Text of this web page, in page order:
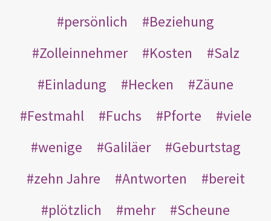
persönlich
Beziehung
Zolleinnehmer
Kosten
Salz
Einladung
Hecken
Zäune
Festmahl
Fuchs Pforte
viele
wenige
Galiläer
Geburtstag
zehn Jahre
Antworten
bereit
plötzlich
mehr Scheune